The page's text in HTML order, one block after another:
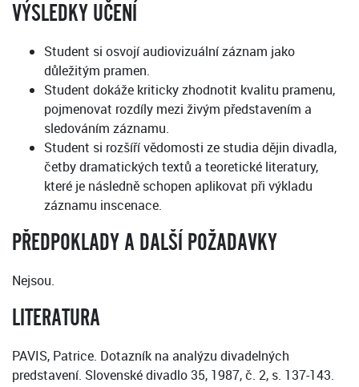
VÝSLEDKY UČENÍ
Student si osvojí audiovizuální záznam jako
důležitým pramen.
Student dokáže kriticky zhodnotit kvalitu pramenu,
pojmenovat rozdíly mezi živým představením a
sledováním záznamu.
Student si rozšíří vědomosti ze studia dějin divadla,
četby dramatických textů a teoretické literatury,
které je následně schopen aplikovat při výkladu
záznamu inscenace.
PŘEDPOKLADY A DALŠÍ POŽADAVKY
Nejsou.
LITERATURA
PAVIS, Patrice. Dotazník na analýzu divadelných
predstavení. Slovenské divadlo 35, 1987, č. 2, s. 137-143.